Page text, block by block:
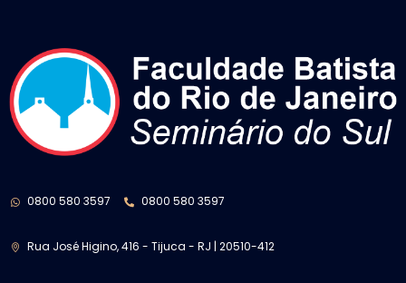
0800 580 3597 0800 580 3597
Rua José Higino, 416 - Tijuca - RJ | 20510-412